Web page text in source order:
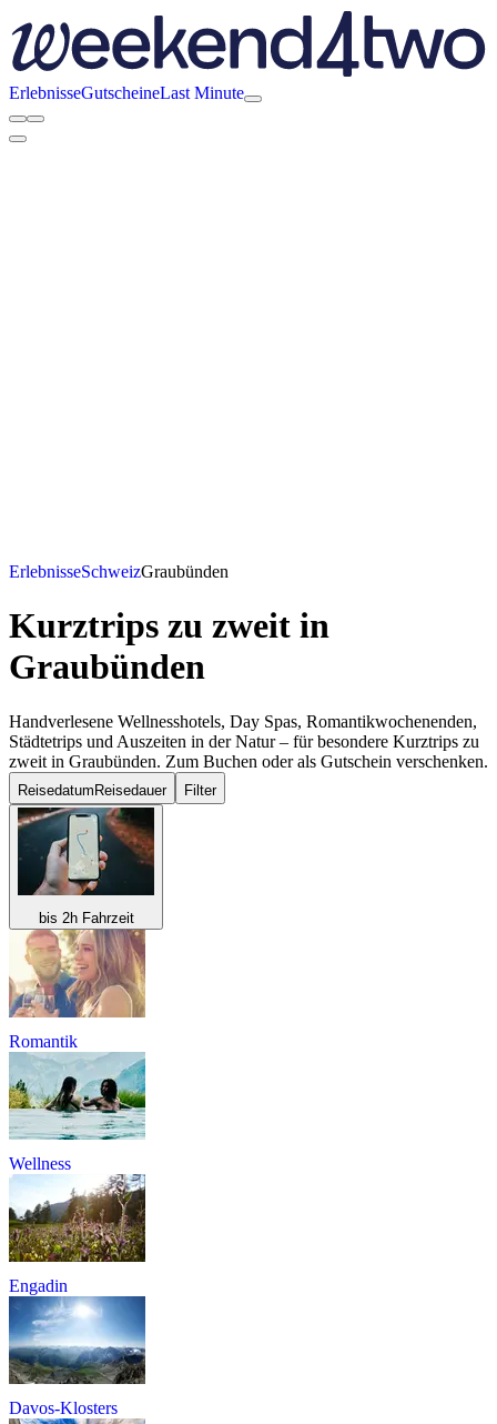
ErlebnisseGutscheineLast Minute
ErlebnisseSchweizGraubünden
Kurztrips zu zweit in
Graubünden
Handverlesene Wellnesshotels, Day Spas, Romantikwochenenden,
Städtetrips und Auszeiten in der Natur – für besondere Kurztrips zu
zweit in Graubünden. Zum Buchen oder als Gutschein verschenken.
Reisedatum Reisedauer Filter
bis 2h Fahrzeit
Romantik
Wellness
Engadin
Davos-Klosters